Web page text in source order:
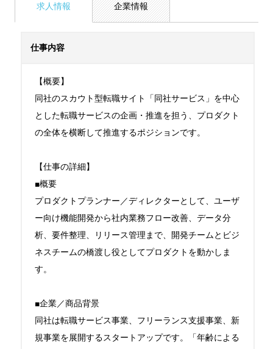
求人情報 企業情報
仕事内容
【概要】
同社のスカウト型転職サイト「同社サービス」を中心
とした転職サービスの企画・推進を担う、プロダクト
の全体を横断して推進するポジションです。
【仕事の詳細】
■概要
プロダクトプランナー／ディレクターとして、ユーザ
ー向け機能開発から社内業務フロー改善、データ分
析、要件整理、リリース管理まで、開発チームとビジ
ネスチームの橋渡し役としてプロダクトを動かしま
す。
■企業／商品背景
同社は転職サービス事業、フリーランス支援事業、新
規事業を展開するスタートアップです。「年齢による